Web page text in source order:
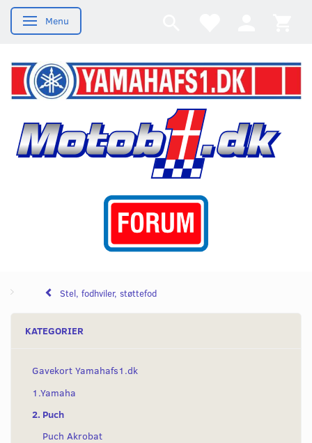
Skifte navigation
Menu
Stel, fodhviler, støttefod
KATEGORIER
Gavekort Yamahafs1.dk
1.Yamaha
2. Puch
Puch Akrobat